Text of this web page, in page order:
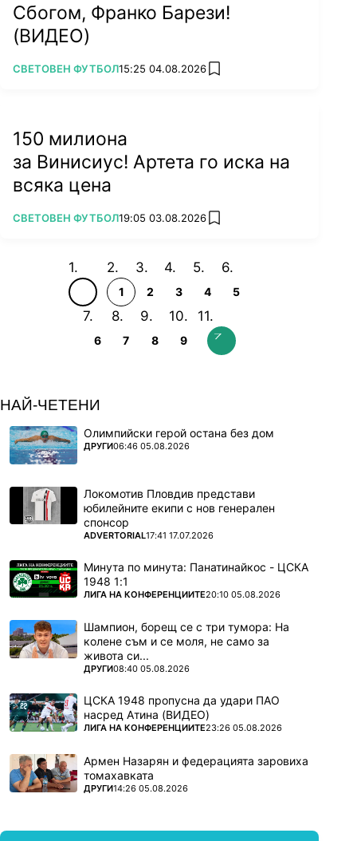
Сбогом, Франко Барези!
(ВИДЕО)
ПОВЕЧЕ ОТ
СВЕТОВЕН ФУТБОЛ15:25 04.08.2026 add favorites
150 милиона
за Винисиус! Артета го иска на
всяка цена
ПОВЕЧЕ ОТ
СВЕТОВЕН ФУТБОЛ19:05 03.08.2026 add favorites
1 2 3 4 5
6 7 8 9
НАЙ-ЧЕТЕНИ
Олимпийски герой остана без дом
ПОВЕЧЕ ОТ
ДРУГИ06:46 05.08.2026
Локомотив Пловдив представи
юбилейните екипи с нов генерален
спонсор
ПОВЕЧЕ ОТ
ADVERTORIAL17:41 17.07.2026
Минута по минута: Панатинайкос - ЦСКА
1948 1:1
ПОВЕЧЕ ОТ
ЛИГА НА КОНФЕРЕНЦИИТЕ20:10 05.08.2026
Шампион, борещ се с три тумора: На
колене съм и се моля, не само за
живота си...
ПОВЕЧЕ ОТ
ДРУГИ08:40 05.08.2026
ЦСКА 1948 пропусна да удари ПАО
насред Атина (ВИДЕО)
ПОВЕЧЕ ОТ
ЛИГА НА КОНФЕРЕНЦИИТЕ23:26 05.08.2026
Армен Назарян и федерацията заровиха
томахавката
ПОВЕЧЕ ОТ
ДРУГИ14:26 05.08.2026